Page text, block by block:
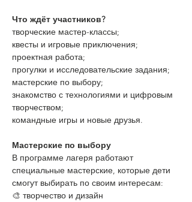
Что ждёт участников?
творческие мастер-классы;
квесты и игровые приключения;
проектная работа;
прогулки и исследовательские задания;
мастерские по выбору;
знакомство с технологиями и цифровым
творчеством;
командные игры и новые друзья.
Мастерские по выбору
В программе лагеря работают
специальные мастерские, которые дети
смогут выбирать по своим интересам:
🎨 творчество и дизайн